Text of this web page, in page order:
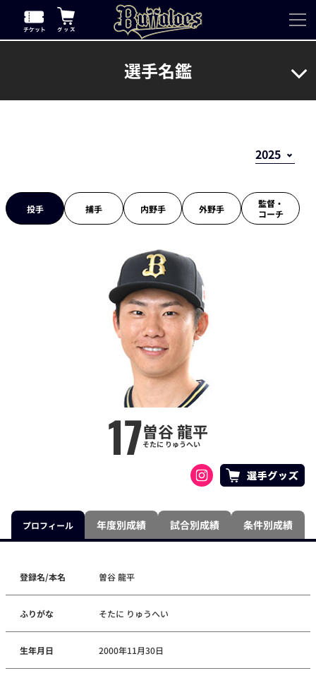
選手名鑑
投手 捕手 内野手 外野手
監督・
コーチ
17曽谷 龍平
そたに りゅうへい
プロフィール 年度別成績 試合別成績 条件別成績
登録名/本名 曽谷 龍平
ふりがな そたに りゅうへい
生年月日 2000年11月30日